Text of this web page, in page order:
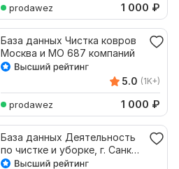
prodawez 1 000 ₽
База данных Чистка ковров
Москва и МО 687 компаний
5.0 (1K+)
prodawez 1 000 ₽
База данных Деятельность
по чистке и уборке, г. Санкт-
Петербург